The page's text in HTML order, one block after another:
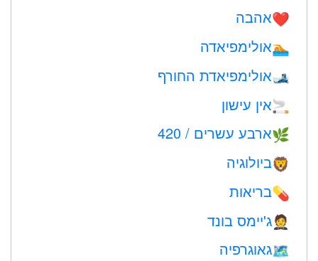
❤️️אהבה
🏊אולימפיאדה
🎿אולימפיאדת החורף
🚬אין עישון
🌿ארבע עשרים / 420
🦁ביולוגיה
💊בריאות
🤵ג'יימס בונד
🗺גאוגרפיה